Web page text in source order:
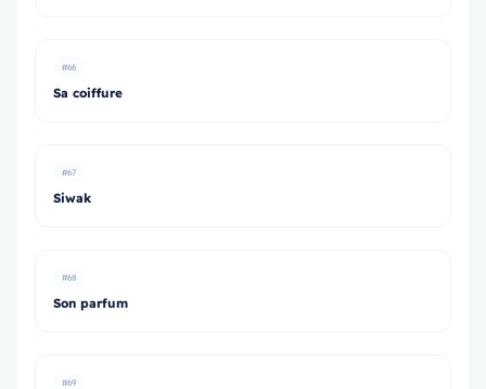
#66
Sa coiffure
#67
Siwak
#68
Son parfum
#69